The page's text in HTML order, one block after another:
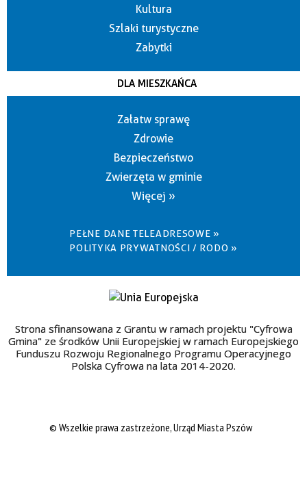
Kultura
Szlaki turystyczne
Zabytki
DLA MIESZKAŃCA
Załatw sprawę
Zdrowie
Bezpieczeństwo
Zwierzęta w gminie
Więcej »
PEŁNE DANE TELEADRESOWE »
POLITYKA PRYWATNOŚCI / RODO »
Strona sfinansowana z Grantu w ramach projektu "Cyfrowa
Gmina" ze środków Unii Europejskiej w ramach Europejskiego
Funduszu Rozwoju Regionalnego Programu Operacyjnego
Polska Cyfrowa na lata 2014-2020.
© Wszelkie prawa zastrzeżone, Urząd Miasta Pszów